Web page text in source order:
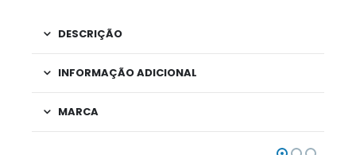
DESCRIÇÃO
INFORMAÇÃO ADICIONAL
MARCA